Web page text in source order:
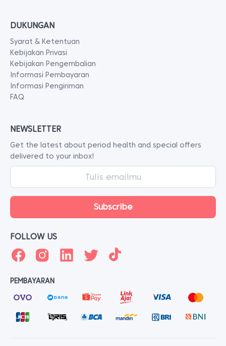
DUKUNGAN
Syarat & Ketentuan
Kebijakan Privasi
Kebijakan Pengembalian
Informasi Pembayaran
Informasi Pengiriman
FAQ
NEWSLETTER
Get the latest about period health and special offers
delivered to your inbox!
FOLLOW US
PEMBAYARAN